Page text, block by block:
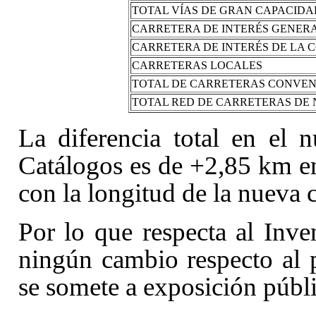
TOTAL VÍAS DE GRAN
CARRETERA DE INTERÉS
CARRETERA DE INTERÉS DE LA
CARRETERAS LOCALES
TOTAL DE CARRETERAS
TOTAL RED DE CARRETERAS DE
La diferencia total en el
Catálogos es de +2,85 km
con la longitud de la nueva
Por lo que respecta al
ningún cambio respecto
se somete a exposición